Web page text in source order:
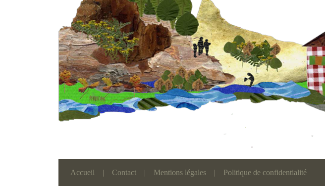
Accueil | Contact | Mentions légales | Politique de confidentialité